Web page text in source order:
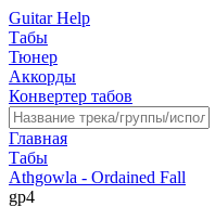
Guitar Help
Табы
Тюнер
Аккорды
Конвертер табов
Главная
Табы
Athgowla - Ordained Fall
gp4